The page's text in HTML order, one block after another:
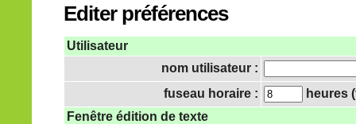
Editer préférences
Utilisateur
nom utilisateur :
fuseau horaire :
heures
Fenêtre édition de texte